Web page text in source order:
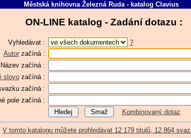
Městská knihovna Železná Ruda- katalog Clavius
ON-LINE katalog - Zadání dotazu :
Vyhledávat :
?
Autor začíná :
Název začíná :
slovo začíná :
začíná :
pole začíná :
Kombinovaný dotaz
V tomto katalogu můžete prohledávat 12 179 titulů, 12 864